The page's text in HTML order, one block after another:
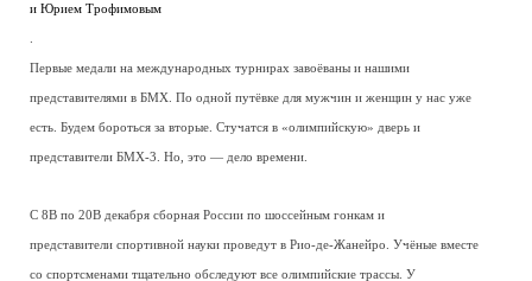
и Юрием Трофимовым
Первые медали на международных турнирах завоёваны и нашими
представителями в БМХ. По одной путёвке для мужчин и женщин у нас уже
есть. Будем бороться за вторые. Стучатся в «олимпийскую» дверь и
представители БМХ-3. Но, это — дело времени.
С 8В по 20В декабря сборная России по шоссейным гонкам и
представители спортивной науки проведут в Рио-де-Жанейро. Учёные вместе
со спортсменами тщательно обследуют все олимпийские трассы. У